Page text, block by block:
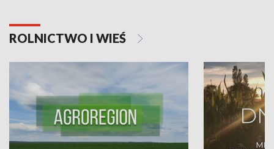
ROLNICTWO I WIEŚ